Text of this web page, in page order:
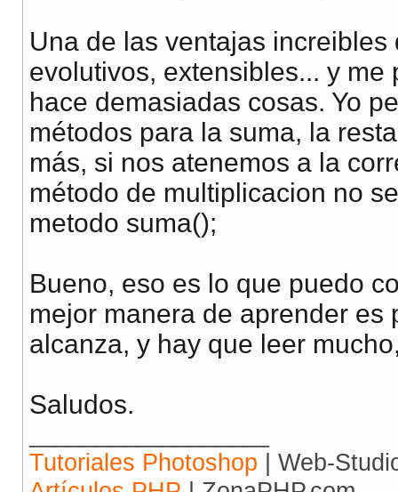
if(!empty($this->
$this->error
$this->
}else{
$this->
}
return
}// fin de la clase
$cal
echo$cal->calcular
?>
Una de las ventajas
evolutivos, extensibles... y
hace demasiadas cosas. Yo
métodos para la suma, la
más, si nos atenemos a la
método de multiplicacion no
metodo suma();
Bueno, eso es lo que puedo
mejor manera de aprender es
alcanza, y hay que leer
Saludos.
Tutoriales Photoshop | Web-